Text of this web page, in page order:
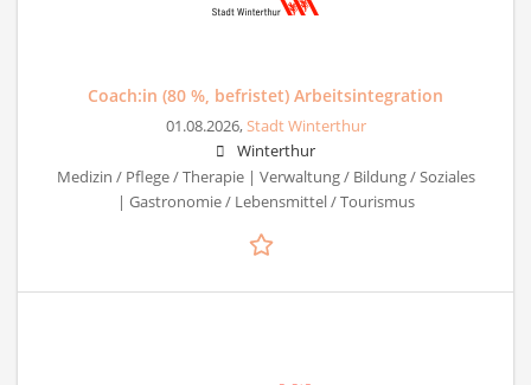
Coach:in (80 %, befristet) Arbeitsintegration
01.08.2026,Stadt Winterthur
Winterthur
Medizin / Pflege / Therapie | Verwaltung / Bildung / Soziales
| Gastronomie / Lebensmittel / Tourismus